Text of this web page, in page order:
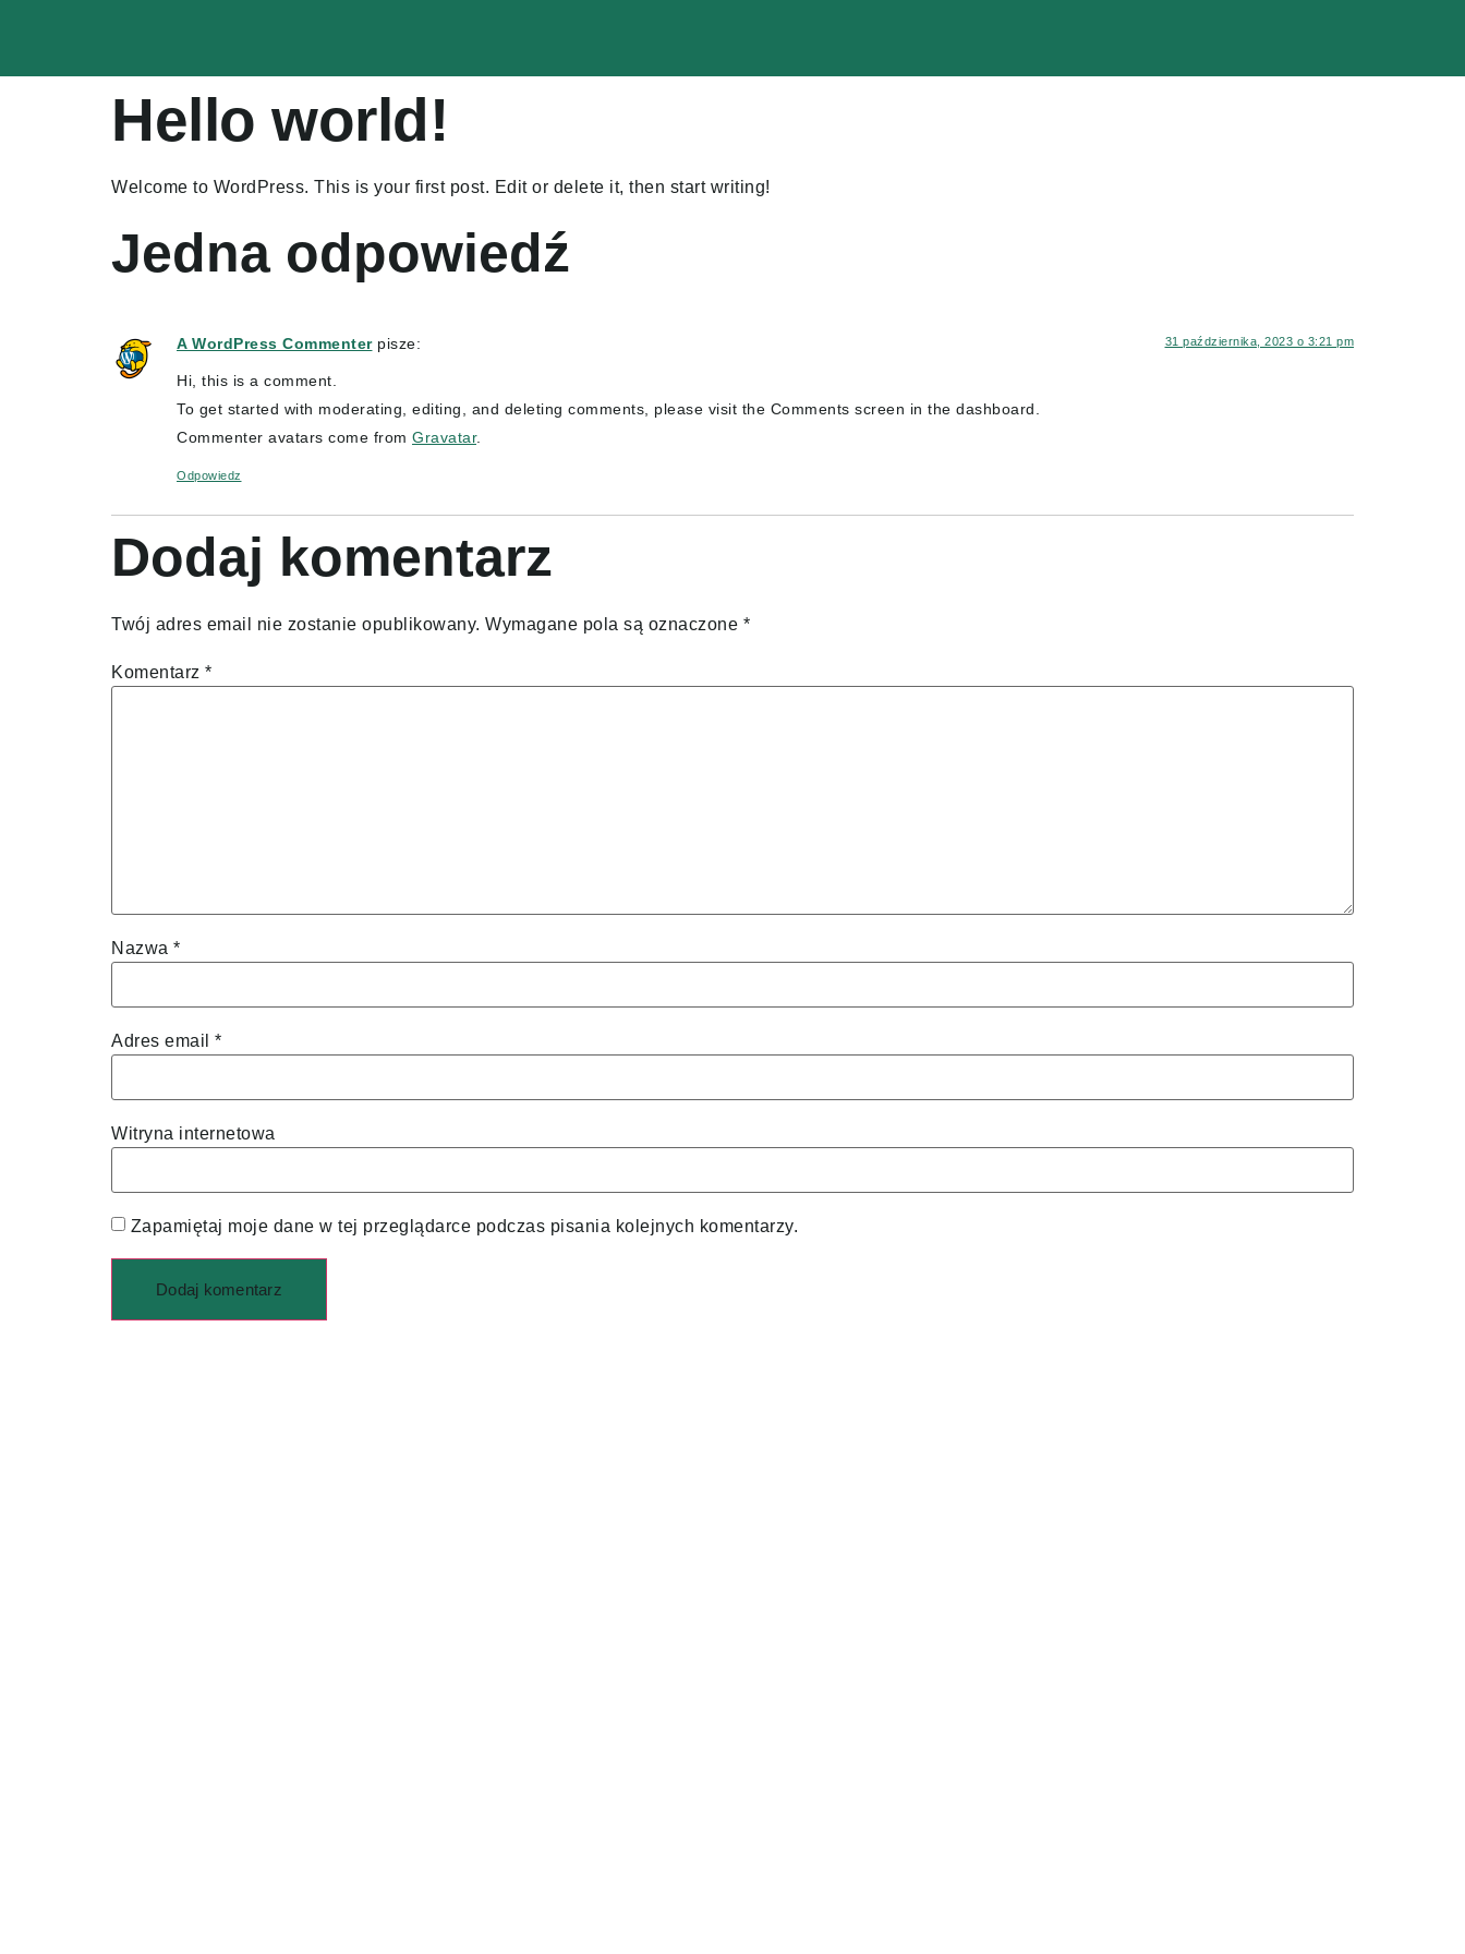
Hello world!
Welcome to WordPress. This is your first post. Edit or delete it, then start writing!
Jedna odpowiedź
A WordPress Commenter pisze: 31 października, 2023 o 3:21 pm
Hi, this is a comment.
To get started with moderating, editing, and deleting comments, please visit the Comments screen in the dashboard.
Commenter avatars come from Gravatar.
Odpowiedz
Dodaj komentarz
Twój adres email nie zostanie opublikowany. Wymagane pola są oznaczone *
Komentarz *
Nazwa *
Adres email *
Witryna internetowa
Zapamiętaj moje dane w tej przeglądarce podczas pisania kolejnych komentarzy.